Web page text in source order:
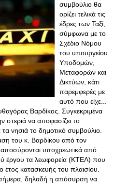
συμβούλιο θα
ορίζει τελικά τις
έδρες των Ταξί,
σύμφωνα με το
Σχέδιο Νόμου
του υπουργείου
Υποδομών,
Μεταφορών και
Δικτύων, κάτι
παρεμφερές με
αυτό που είχε...
Βαρδίκος. Συγκεκριμένα
στεριά να αποφασίζει το
νησιά το δημοτικό συμβούλιο.
του κ. Βαρδίκου από τον
υποχρεωτικά από
έργου τα λεωφορεία (ΚΤΕΛ) που
κατασκευής του πλαισίου.
σήμερα, δηλαδή η απόσυρση να